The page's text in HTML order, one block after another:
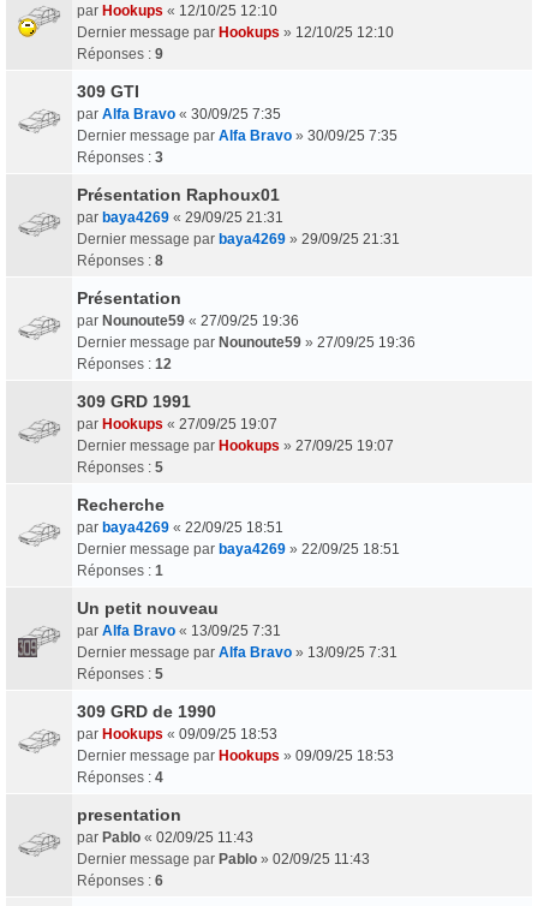
par Hookups « 12/10/25 12:10
Dernier message par Hookups » 12/10/25 12:10
Réponses : 9
309 GTI
par Alfa Bravo « 30/09/25 7:35
Dernier message par Alfa Bravo » 30/09/25 7:35
Réponses : 3
Présentation Raphoux01
par baya4269 « 29/09/25 21:31
Dernier message par baya4269 » 29/09/25 21:31
Réponses : 8
Présentation
par Nounoute59 « 27/09/25 19:36
Dernier message par Nounoute59 » 27/09/25 19:36
Réponses : 12
309 GRD 1991
par Hookups « 27/09/25 19:07
Dernier message par Hookups » 27/09/25 19:07
Réponses : 5
Recherche
par baya4269 « 22/09/25 18:51
Dernier message par baya4269 » 22/09/25 18:51
Réponses : 1
Un petit nouveau
par Alfa Bravo « 13/09/25 7:31
Dernier message par Alfa Bravo » 13/09/25 7:31
Réponses : 5
309 GRD de 1990
par Hookups « 09/09/25 18:53
Dernier message par Hookups » 09/09/25 18:53
Réponses : 4
presentation
par Pablo « 02/09/25 11:43
Dernier message par Pablo » 02/09/25 11:43
Réponses : 6